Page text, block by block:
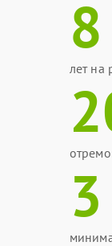
8
лет на
3